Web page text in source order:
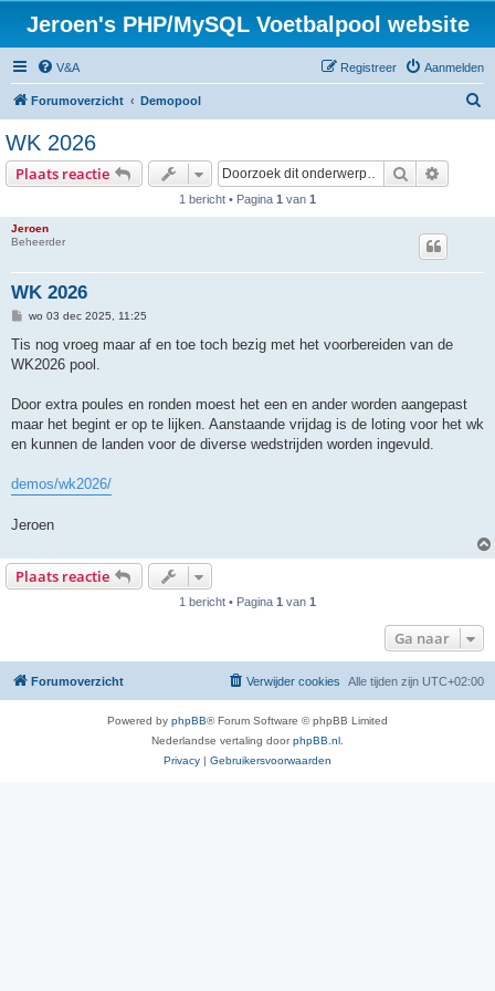
Jeroen's PHP/MySQL Voetbalpool website
V&A Aanmelden
Registreer
Forumoverzicht Demopool
WK 2026
Plaats reactie Zoek
1 bericht • Pagina 1 van 1
Jeroen
Beheerder
WK 2026
B
r
c
wo 03 dec 2025, 11:25
Tis nog vroeg maar af en toe toch bezig met het voorbereiden van de
WK2026 pool.
Door extra poules en ronden moest het een en ander worden aangepast
maar het begint er op te lijken. Aanstaande vrijdag is de loting voor het wk
en kunnen de landen voor de diverse wedstrijden worden ingevuld.
demos/wk2026/
Jeroen
Plaats reactie
1 bericht • Pagina 1 van 1
Ga naar
Forumoverzicht Alle tijden zijn UTC+02:00
Verwijder cookies
Powered by phpBB® Forum Software © phpBB Limited
Nederlandse vertaling doorphpBB.nl
Privacy | Gebruikersvoorwaarden